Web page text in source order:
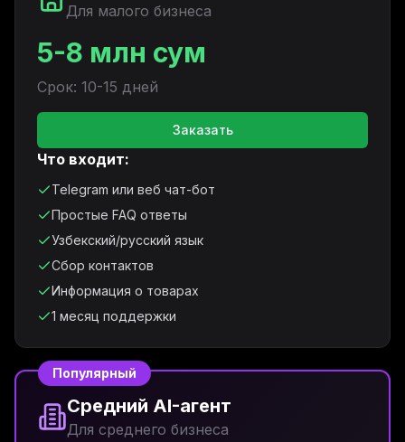
Для малого бизнеса
5-8 млн сум
Срок: 10-15 дней
Заказать
Что входит:
Telegram или веб чат-бот
Простые FAQ ответы
Узбекский/русский язык
Сбор контактов
Информация о товарах
1 месяц поддержки
Популярный
Средний AI-агент
Для среднего бизнеса